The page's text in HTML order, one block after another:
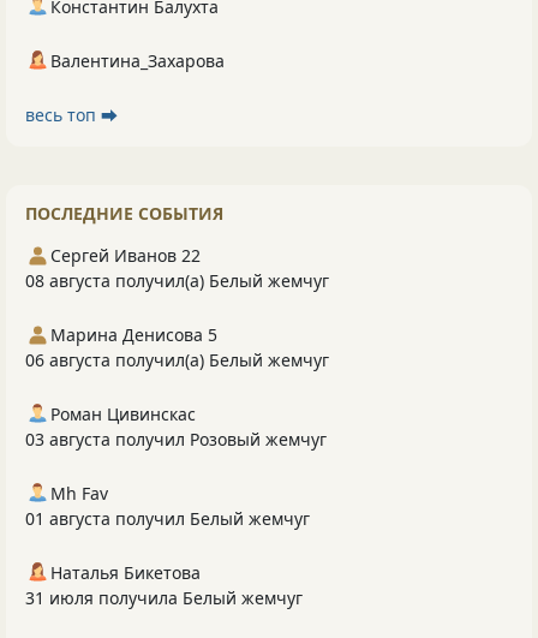
Константин Балухта
Валентина_Захарова
весь топ ⮕
ПОСЛЕДНИЕ СОБЫТИЯ
Сергей Иванов 22
08 августа получил(а) Белый жемчуг
Марина Денисова 5
06 августа получил(а) Белый жемчуг
Роман Цивинскас
03 августа получил Розовый жемчуг
Mh Fav
01 августа получил Белый жемчуг
Наталья Бикетова
31 июля получила Белый жемчуг